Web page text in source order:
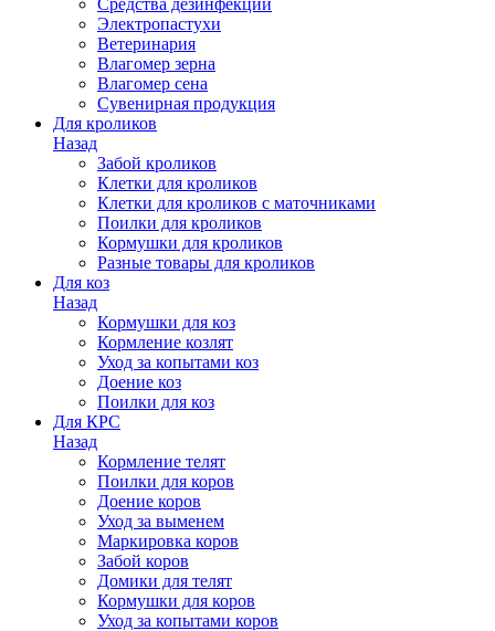
Средства дезинфекции
Электропастухи
Ветеринария
Влагомер зерна
Влагомер сена
Сувенирная продукция
Для кроликов
Назад
Забой кроликов
Клетки для кроликов
Клетки для кроликов с маточниками
Поилки для кроликов
Кормушки для кроликов
Разные товары для кроликов
Для коз
Назад
Кормушки для коз
Кормление козлят
Уход за копытами коз
Доение коз
Поилки для коз
Для КРС
Назад
Кормление телят
Поилки для коров
Доение коров
Уход за выменем
Маркировка коров
Забой коров
Домики для телят
Кормушки для коров
Уход за копытами коров